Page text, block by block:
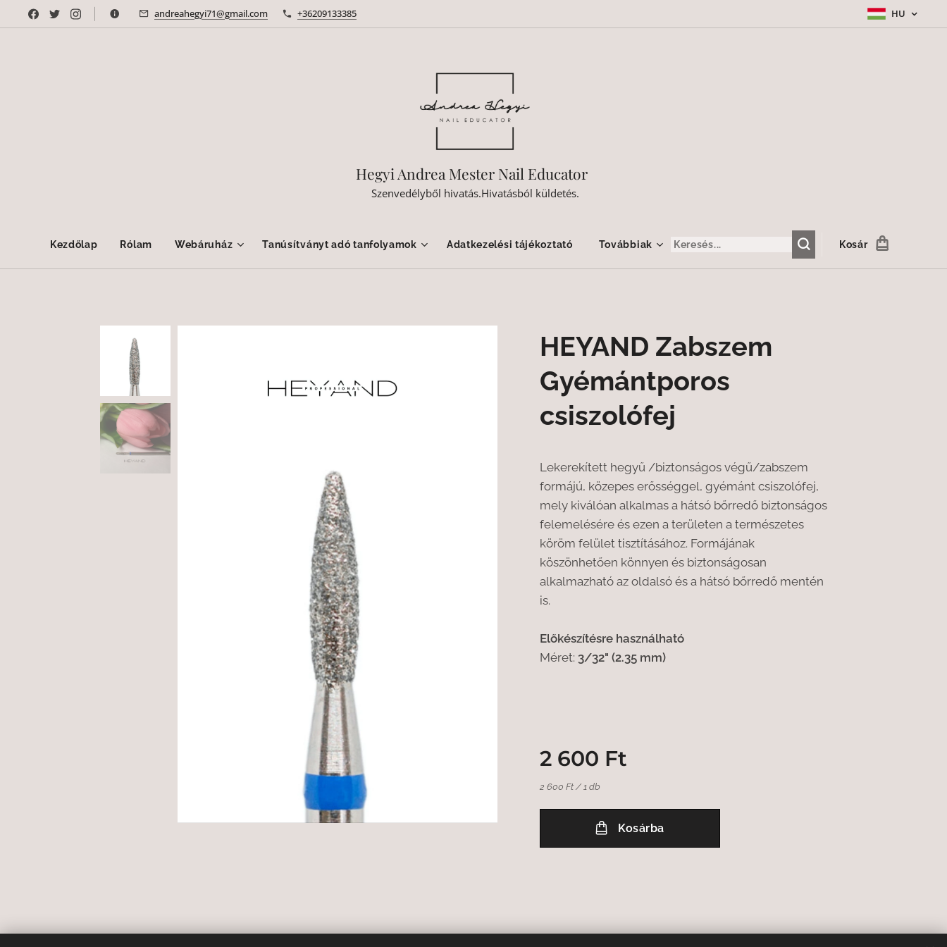
andreahegyi71@gmail.com +36209133385 HU
Hegyi Andrea Mester Nail Educator
Szenvedélyből hivatás.Hivatásból küldetés.
Kezdőlap Rólam Webáruház Tanúsítványt adó tanfolyamok Adatkezelési tájékoztató Továbbiak Kosár
HEYAND Zabszem
Gyémántporos
csiszolófej
Lekerekített hegyű /biztonságos végű/zabszem
formájú, közepes erősséggel, gyémánt csiszolófej,
mely kiválóan alkalmas a hátsó bőrredő biztonságos
felemelésére és ezen a területen a természetes
köröm felület tisztításához. Formájának
köszönhetően könnyen és biztonságosan
alkalmazható az oldalsó és a hátsó bőrredő mentén
is.
Előkészítésre használható
Méret: 3/32" (2.35 mm)
2 600 Ft
2 600 Ft / 1 db
Kosárba